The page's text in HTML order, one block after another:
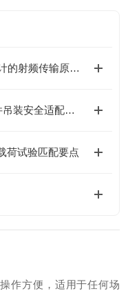
无缆束缚的远程力感：50T无线拉力计的射频传输原理与测力实践
200T无线拉力计选型策略与大型构件吊装安全适配要点
荷试验匹配要点
作方便，适用于任何场